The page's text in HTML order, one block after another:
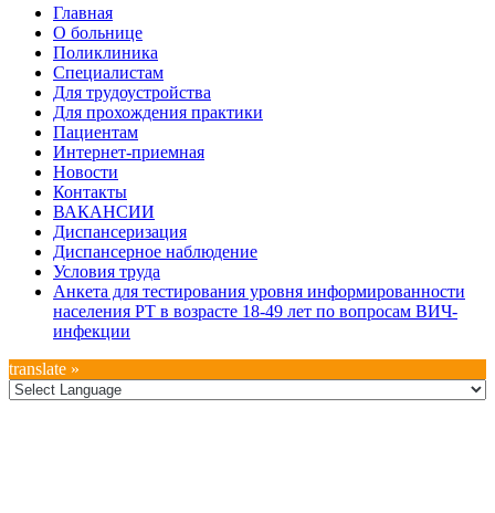
Дополнительное
меню
Главная
О больнице
Поликлиника
Специалистам
Для трудоустройства
Для прохождения практики
Пациентам
Интернет-приемная
Новости
Контакты
ВАКАНСИИ
Диспансеризация
Диспансерное наблюдение
Условия труда
Анкета для тестирования уровня информированности
населения РТ в возрасте 18-49 лет по вопросам ВИЧ-
инфекции
translate »